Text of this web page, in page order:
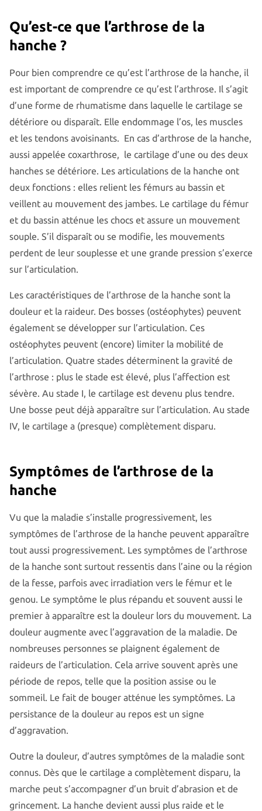
Qu’est-ce que l’arthrose de la
hanche ?
Pour bien comprendre ce qu’est l’arthrose de la hanche, il
est important de comprendre ce qu’est l’arthrose. Il s’agit
d’une forme de rhumatisme dans laquelle le cartilage se
détériore ou disparaît. Elle endommage l’os, les muscles
et les tendons avoisinants. En cas d’arthrose de la hanche,
aussi appelée coxarthrose, le cartilage d’une ou des deux
hanches se détériore. Les articulations de la hanche ont
deux fonctions : elles relient les fémurs au bassin et
veillent au mouvement des jambes. Le cartilage du fémur
et du bassin atténue les chocs et assure un mouvement
souple. S’il disparaît ou se modifie, les mouvements
perdent de leur souplesse et une grande pression s’exerce
sur l’articulation.
Les caractéristiques de l’arthrose de la hanche sont la
douleur et la raideur. Des bosses (ostéophytes) peuvent
également se développer sur l’articulation. Ces
ostéophytes peuvent (encore) limiter la mobilité de
l’articulation. Quatre stades déterminent la gravité de
l’arthrose : plus le stade est élevé, plus l’affection est
sévère. Au stade I, le cartilage est devenu plus tendre.
Une bosse peut déjà apparaître sur l’articulation. Au stade
IV, le cartilage a (presque) complètement disparu.
Symptômes de l’arthrose de la
hanche
Vu que la maladie s’installe progressivement, les
symptômes de l’arthrose de la hanche peuvent apparaître
tout aussi progressivement. Les symptômes de l’arthrose
de la hanche sont surtout ressentis dans l’aine ou la région
de la fesse, parfois avec irradiation vers le fémur et le
genou. Le symptôme le plus répandu et souvent aussi le
premier à apparaître est la douleur lors du mouvement. La
douleur augmente avec l’aggravation de la maladie. De
nombreuses personnes se plaignent également de
raideurs de l’articulation. Cela arrive souvent après une
période de repos, telle que la position assise ou le
sommeil. Le fait de bouger atténue les symptômes. La
persistance de la douleur au repos est un signe
d’aggravation.
Outre la douleur, d’autres symptômes de la maladie sont
connus. Dès que le cartilage a complètement disparu, la
marche peut s’accompagner d’un bruit d’abrasion et de
grincement. La hanche devient aussi plus raide et le